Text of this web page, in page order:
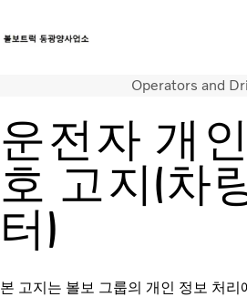
서비스
뉴스
연락처
Operators and
운전자 개
호 고지(차
터)
본 고지는 볼보 그룹의 개인 정보 처리